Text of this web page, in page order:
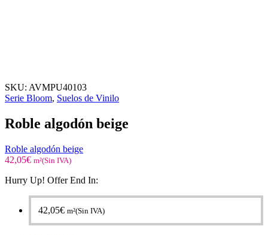
SKU: AVMPU40103
Serie Bloom, Suelos de Vinilo
Roble algodón beige
Roble algodón beige
42,05€ m²(Sin IVA)
Hurry Up! Offer End In:
42,05€ m²(Sin IVA)